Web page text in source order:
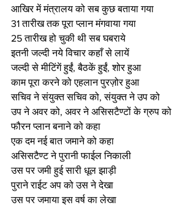
आखिर में मंत्रालय को सब कुछ बताया गया
31 तारीख तक पूरा प्लान मंगवाया गया
25 तारीख हो चुकी थी सब घबराये
इतनी जल्दी नये विचार कहाँ से लायें
जल्दी से मीटिंगें हुईं, बैठकें हुईं, शोर हुआ
काम पूरा करने को एहलान पुरज़ोर हुआ
सचिव ने संयुक्त सचिव को, संयुक्त ने उप को
उप ने अवर को, अवर ने असिसटैण्टों के ग्रुप को
फौरन प्लान बनाने को कहा
एक दम नई बात जमाने को कहा
असिसटैण्ट ने पुरानी फाईल निकाली
उस पर जमी हुई सारी धूल झाड़ी
पुराने राईट अप को उस ने देखा
उस पर जमाया इस वर्ष का लेखा